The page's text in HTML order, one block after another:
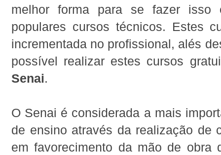
melhor forma para se fazer isso
populares cursos técnicos. Estes
incrementada no profissional, alés
possível realizar estes cursos
Senai.
O Senai é considerada a mais
de ensino através da realização de
em favorecimento da mão de obra